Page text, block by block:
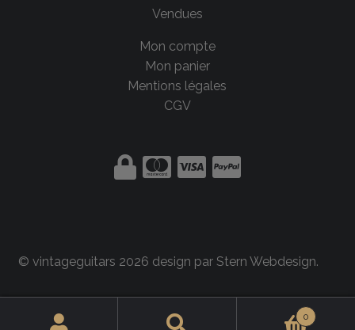
Vendues
Mon compte
Mon panier
Mentions légales
CGV
© vintageguitars 2026 design par Stern Webdesign.
Rechercher :
0